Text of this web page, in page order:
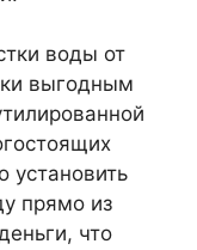
воды от
выгодным
установить
прямо из
что